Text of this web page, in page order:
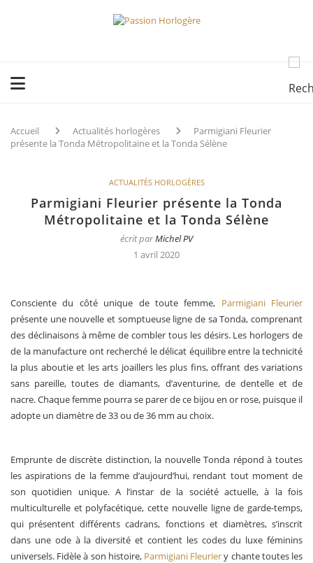
Accueil Actualités horlogères
Parmigiani Fleurier
présente la Tonda Métropolitaine et la Tonda Sélène
ACTUALITÉS HORLOGÈRES
Parmigiani Fleurier présente la Tonda
Métropolitaine et la Tonda Sélène
écrit parMichel PV
1 avril 2020
Consciente du côté unique de toute femme, Parmigiani Fleurier
présente une nouvelle et somptueuse ligne de sa Tonda, comprenant
des déclinaisons à même de combler tous les désirs. Les horlogers de
de la manufacture ont recherché le délicat équilibre entre la technicité
la plus aboutie et les arts joaillers les plus fins, offrant des variations
sans pareille, toutes de diamants, d’aventurine, de dentelle et de
nacre. Chaque femme pourra se parer de ce bijou en or rose, puisque il
adopte un diamètre de 33 ou de 36 mm au choix.
Emprunte de discrète distinction, la nouvelle Tonda répond à toutes
les aspirations de la femme d’aujourd’hui, rendant tout moment de
son quotidien unique. A l’instar de la société actuelle, à la fois
multiculturelle et polyfacétique, cette nouvelle ligne de garde-temps,
qui présentent différents cadrans, fonctions et diamètres, s’inscrit
dans une ode à la diversité et contient les codes du luxe féminins
universels. Fidèle à son histoire, Parmigiani Fleuriery chante toutes les